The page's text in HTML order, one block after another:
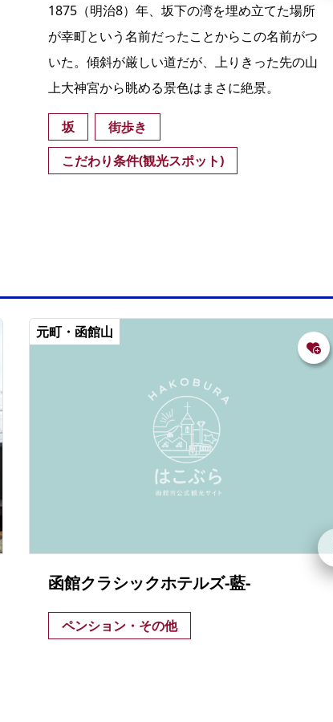
1875（明治8）年、坂下の湾を埋め立てた場所
が幸町という名前だったことからこの名前がつ
いた。傾斜が厳しい道だが、上りきった先の山
上大神宮から眺める景色はまさに絶景。
坂
街歩き
こだわり条件(観光スポット)
元町・函館山
函館クラシックホテルズ-藍-
ペンション・その他